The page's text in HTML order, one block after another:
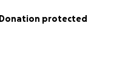
Donation protected